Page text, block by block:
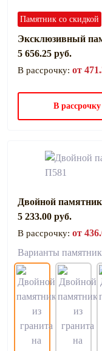
Памятник со скидкой
Эксклюзивный
5 656.25 руб.
В рассрочку: от
В рассрочку
Двойной
5 233.00 руб.
В рассрочку: от
Варианты